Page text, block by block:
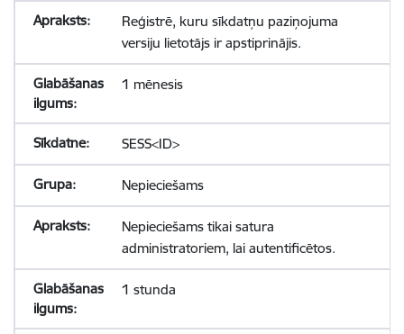
Reģistrē, kuru sīkdatņu paziņojuma
versiju lietotājs ir apstiprinājis.
1 mēnesis
SESS<ID>
Nepieciešams
Nepieciešams tikai satura
administratoriem, lai autentificētos.
1 stunda